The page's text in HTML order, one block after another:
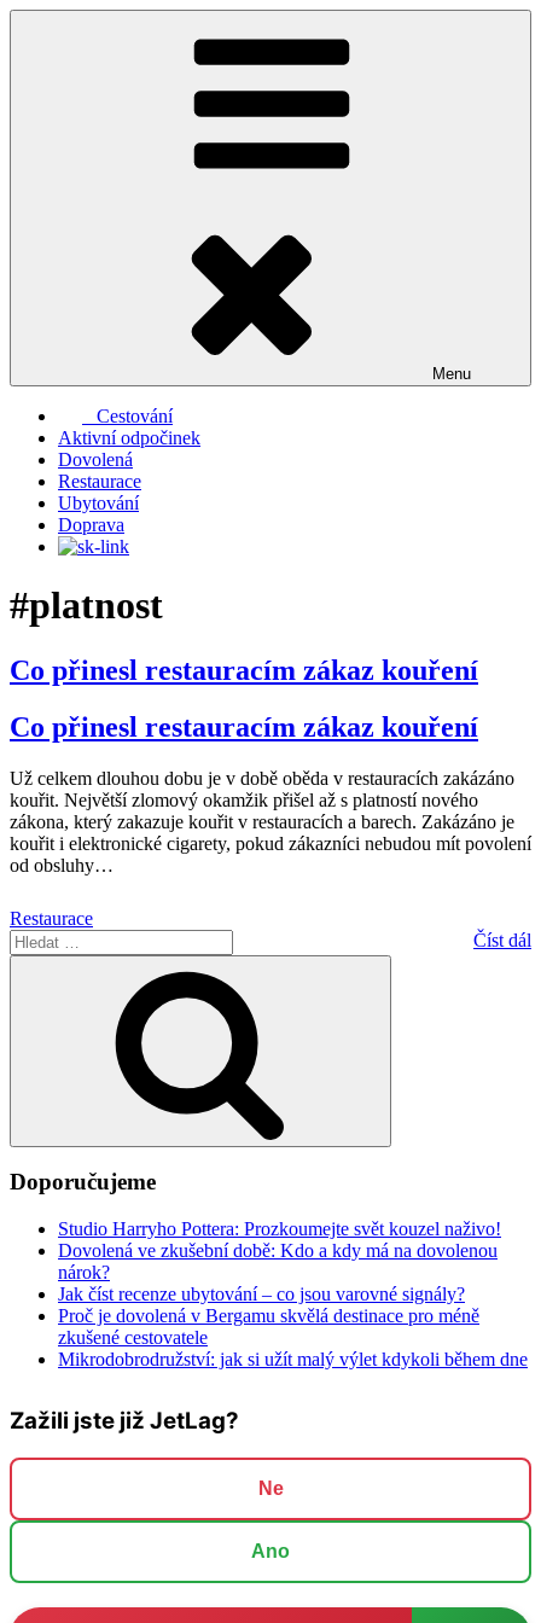
Přejít
Menu
Cestování
Aktivní odpočinek
Dovolená
Restaurace
Ubytování
Doprava
#platnost
Co přinesl restauracím zákaz kouření
Co přinesl restauracím zákaz kouření
Už celkem dlouhou dobu je v době oběda v restauracích zakázáno
kouřit. Největší zlomový okamžik přišel až s platností nového
zákona, který zakazuje kouřit v restauracích a barech. Zakázáno je
kouřit i elektronické cigarety, pokud zákazníci nebudou mít povolení
od obsluhy…
Restaurace
Číst dál
Hledat:
Doporučujeme
Studio Harryho Pottera: Prozkoumejte svět kouzel naživo!
Dovolená ve zkušební době: Kdo a kdy má na dovolenou
nárok?
Jak číst recenze ubytování – co jsou varovné signály?
Proč je dovolená v Bergamu skvělá destinace pro méně
zkušené cestovatele
Mikrodobrodružství: jak si užít malý výlet kdykoli během dne
Zažili jste již JetLag?
Ne
Ano